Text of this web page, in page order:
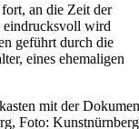
an die Zeit der
eindrucksvoll wird
geführt durch die
eines ehemaligen